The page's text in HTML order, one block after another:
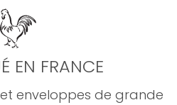
EN FRANCE
enveloppes de grande